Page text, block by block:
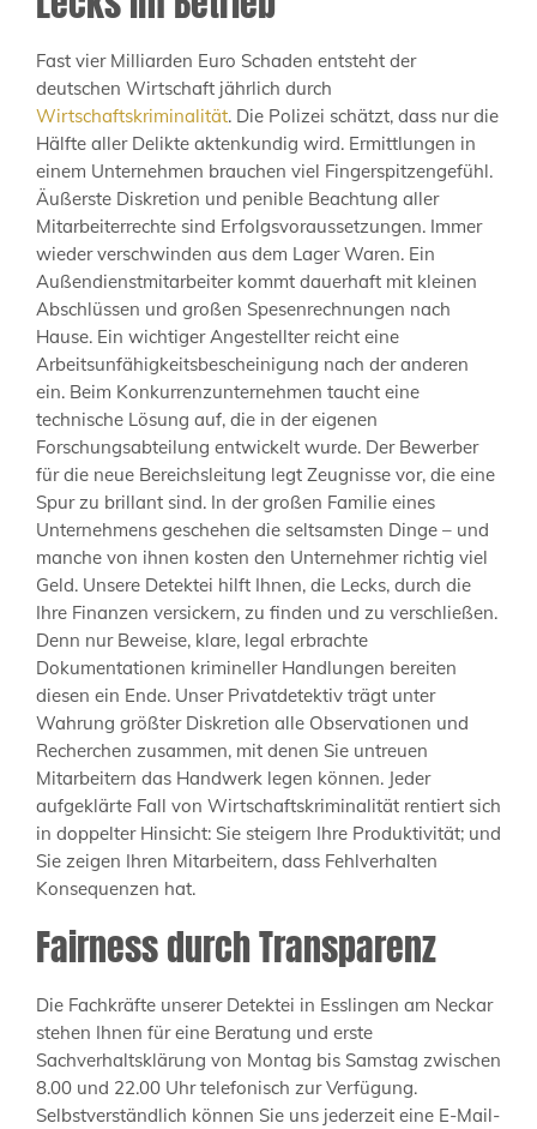
Fast vier Milliarden Euro Schaden entsteht der
deutschen Wirtschaft jährlich durch
Wirtschaftskriminalität. Die Polizei schätzt, dass nur die
Hälfte aller Delikte aktenkundig wird. Ermittlungen in
einem Unternehmen brauchen viel Fingerspitzengefühl.
Äußerste Diskretion und penible Beachtung aller
Mitarbeiterrechte sind Erfolgsvoraussetzungen. Immer
wieder verschwinden aus dem Lager Waren. Ein
Außendienstmitarbeiter kommt dauerhaft mit kleinen
Abschlüssen und großen Spesenrechnungen nach
Hause. Ein wichtiger Angestellter reicht eine
Arbeitsunfähigkeitsbescheinigung nach der anderen
ein. Beim Konkurrenzunternehmen taucht eine
technische Lösung auf, die in der eigenen
Forschungsabteilung entwickelt wurde. Der Bewerber
für die neue Bereichsleitung legt Zeugnisse vor, die eine
Spur zu brillant sind. In der großen Familie eines
Unternehmens geschehen die seltsamsten Dinge – und
manche von ihnen kosten den Unternehmer richtig viel
Geld. Unsere Detektei hilft Ihnen, die Lecks, durch die
Ihre Finanzen versickern, zu finden und zu verschließen.
Denn nur Beweise, klare, legal erbrachte
Dokumentationen krimineller Handlungen bereiten
diesen ein Ende. Unser Privatdetektiv trägt unter
Wahrung größter Diskretion alle Observationen und
Recherchen zusammen, mit denen Sie untreuen
Mitarbeitern das Handwerk legen können. Jeder
aufgeklärte Fall von Wirtschaftskriminalität rentiert sich
in doppelter Hinsicht: Sie steigern Ihre Produktivität; und
Sie zeigen Ihren Mitarbeitern, dass Fehlverhalten
Konsequenzen hat.
Fairness durch Transparenz
Die Fachkräfte unserer Detektei in Esslingen am Neckar
stehen Ihnen für eine Beratung und erste
Sachverhaltsklärung von Montag bis Samstag zwischen
8.00 und 22.00 Uhr telefonisch zur Verfügung.
Selbstverständlich können Sie uns jederzeit eine E-Mail-